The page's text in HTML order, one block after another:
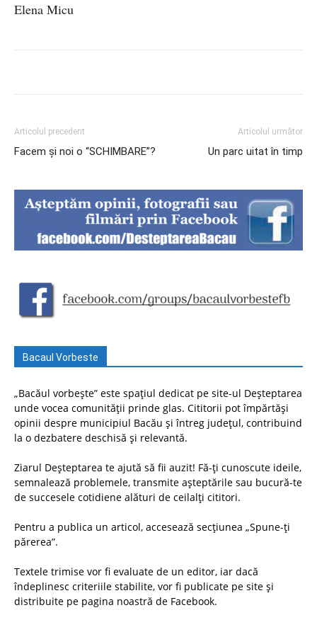
Elena Micu
Articolul precedent
Facem și noi o “SCHIMBARE”?
Articolul următor
Un parc uitat în timp
Bacaul Vorbeste
„Bacăul vorbește” este spațiul dedicat pe site-ul Deșteptarea
unde vocea comunității prinde glas. Cititorii pot împărtăși
opinii despre municipiul Bacău și întreg județul, contribuind
la o dezbatere deschisă și relevantă.
Ziarul Deșteptarea te ajută să fii auzit! Fă-ți cunoscute ideile,
semnalează problemele, transmite așteptările sau bucură-te
de succesele cotidiene alături de ceilalți cititori.
Pentru a publica un articol, accesează secțiunea „Spune-ți
părerea”.
Textele trimise vor fi evaluate de un editor, iar dacă
îndeplinesc criteriile stabilite, vor fi publicate pe site și
distribuite pe pagina noastră de Facebook.